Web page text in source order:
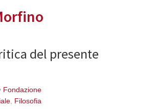
del presente
Fondazione
Filosofia